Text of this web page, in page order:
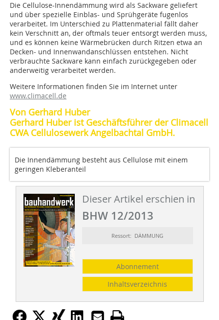
Die Cellulose-Innendämmung wird als Sackware geliefert
und über spezielle Einblas- und Sprühgeräte fugenlos
verarbeitet. Im Unterschied zu Plattenmaterial fällt daher
kein Verschnitt an, der oftmals teuer entsorgt werden muss,
und es können keine Wärmebrücken durch Ritzen etwa an
Decken- und Innenwandanschlüssen entstehen. Nicht
verbrauchte Sackware kann einfach zurückgegeben oder
anderweitig verarbeitet werden.
Weitere Informationen finden Sie im Internet unter
www.climacell.de
Von Gerhard Huber
Gerhard Huber ist Geschäftsführer der Climacell
CWA Cellulosewerk Angelbachtal GmbH.
Die Innendämmung besteht aus Cellulose mit einem
geringen Kleberanteil
Dieser Artikel erschien in
BHW 12/2013
Ressort: DÄMMUNG
Abonnement
Inhaltsverzeichnis